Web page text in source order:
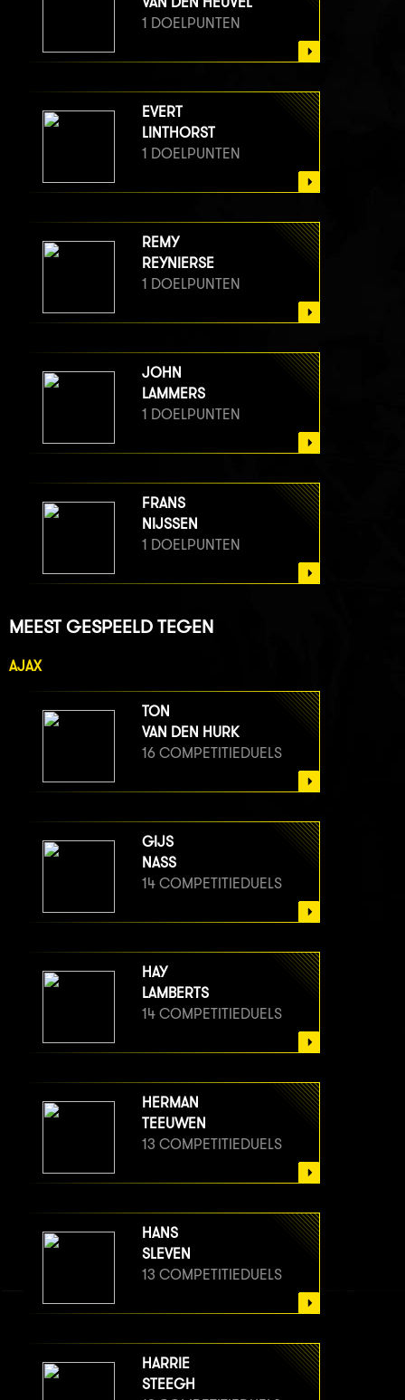
1 DOELPUNTEN
EVERT
LINTHORST
1 DOELPUNTEN
REMY
REYNIERSE
1 DOELPUNTEN
JOHN
LAMMERS
1 DOELPUNTEN
FRANS
NIJSSEN
1 DOELPUNTEN
MEEST GESPEELD TEGEN
AJAX
TON
VAN DEN HURK
16 COMPETITIEDUELS
GIJS
NASS
14 COMPETITIEDUELS
HAY
LAMBERTS
14 COMPETITIEDUELS
HERMAN
TEEUWEN
13 COMPETITIEDUELS
HANS
SLEVEN
13 COMPETITIEDUELS
HARRIE
STEEGH